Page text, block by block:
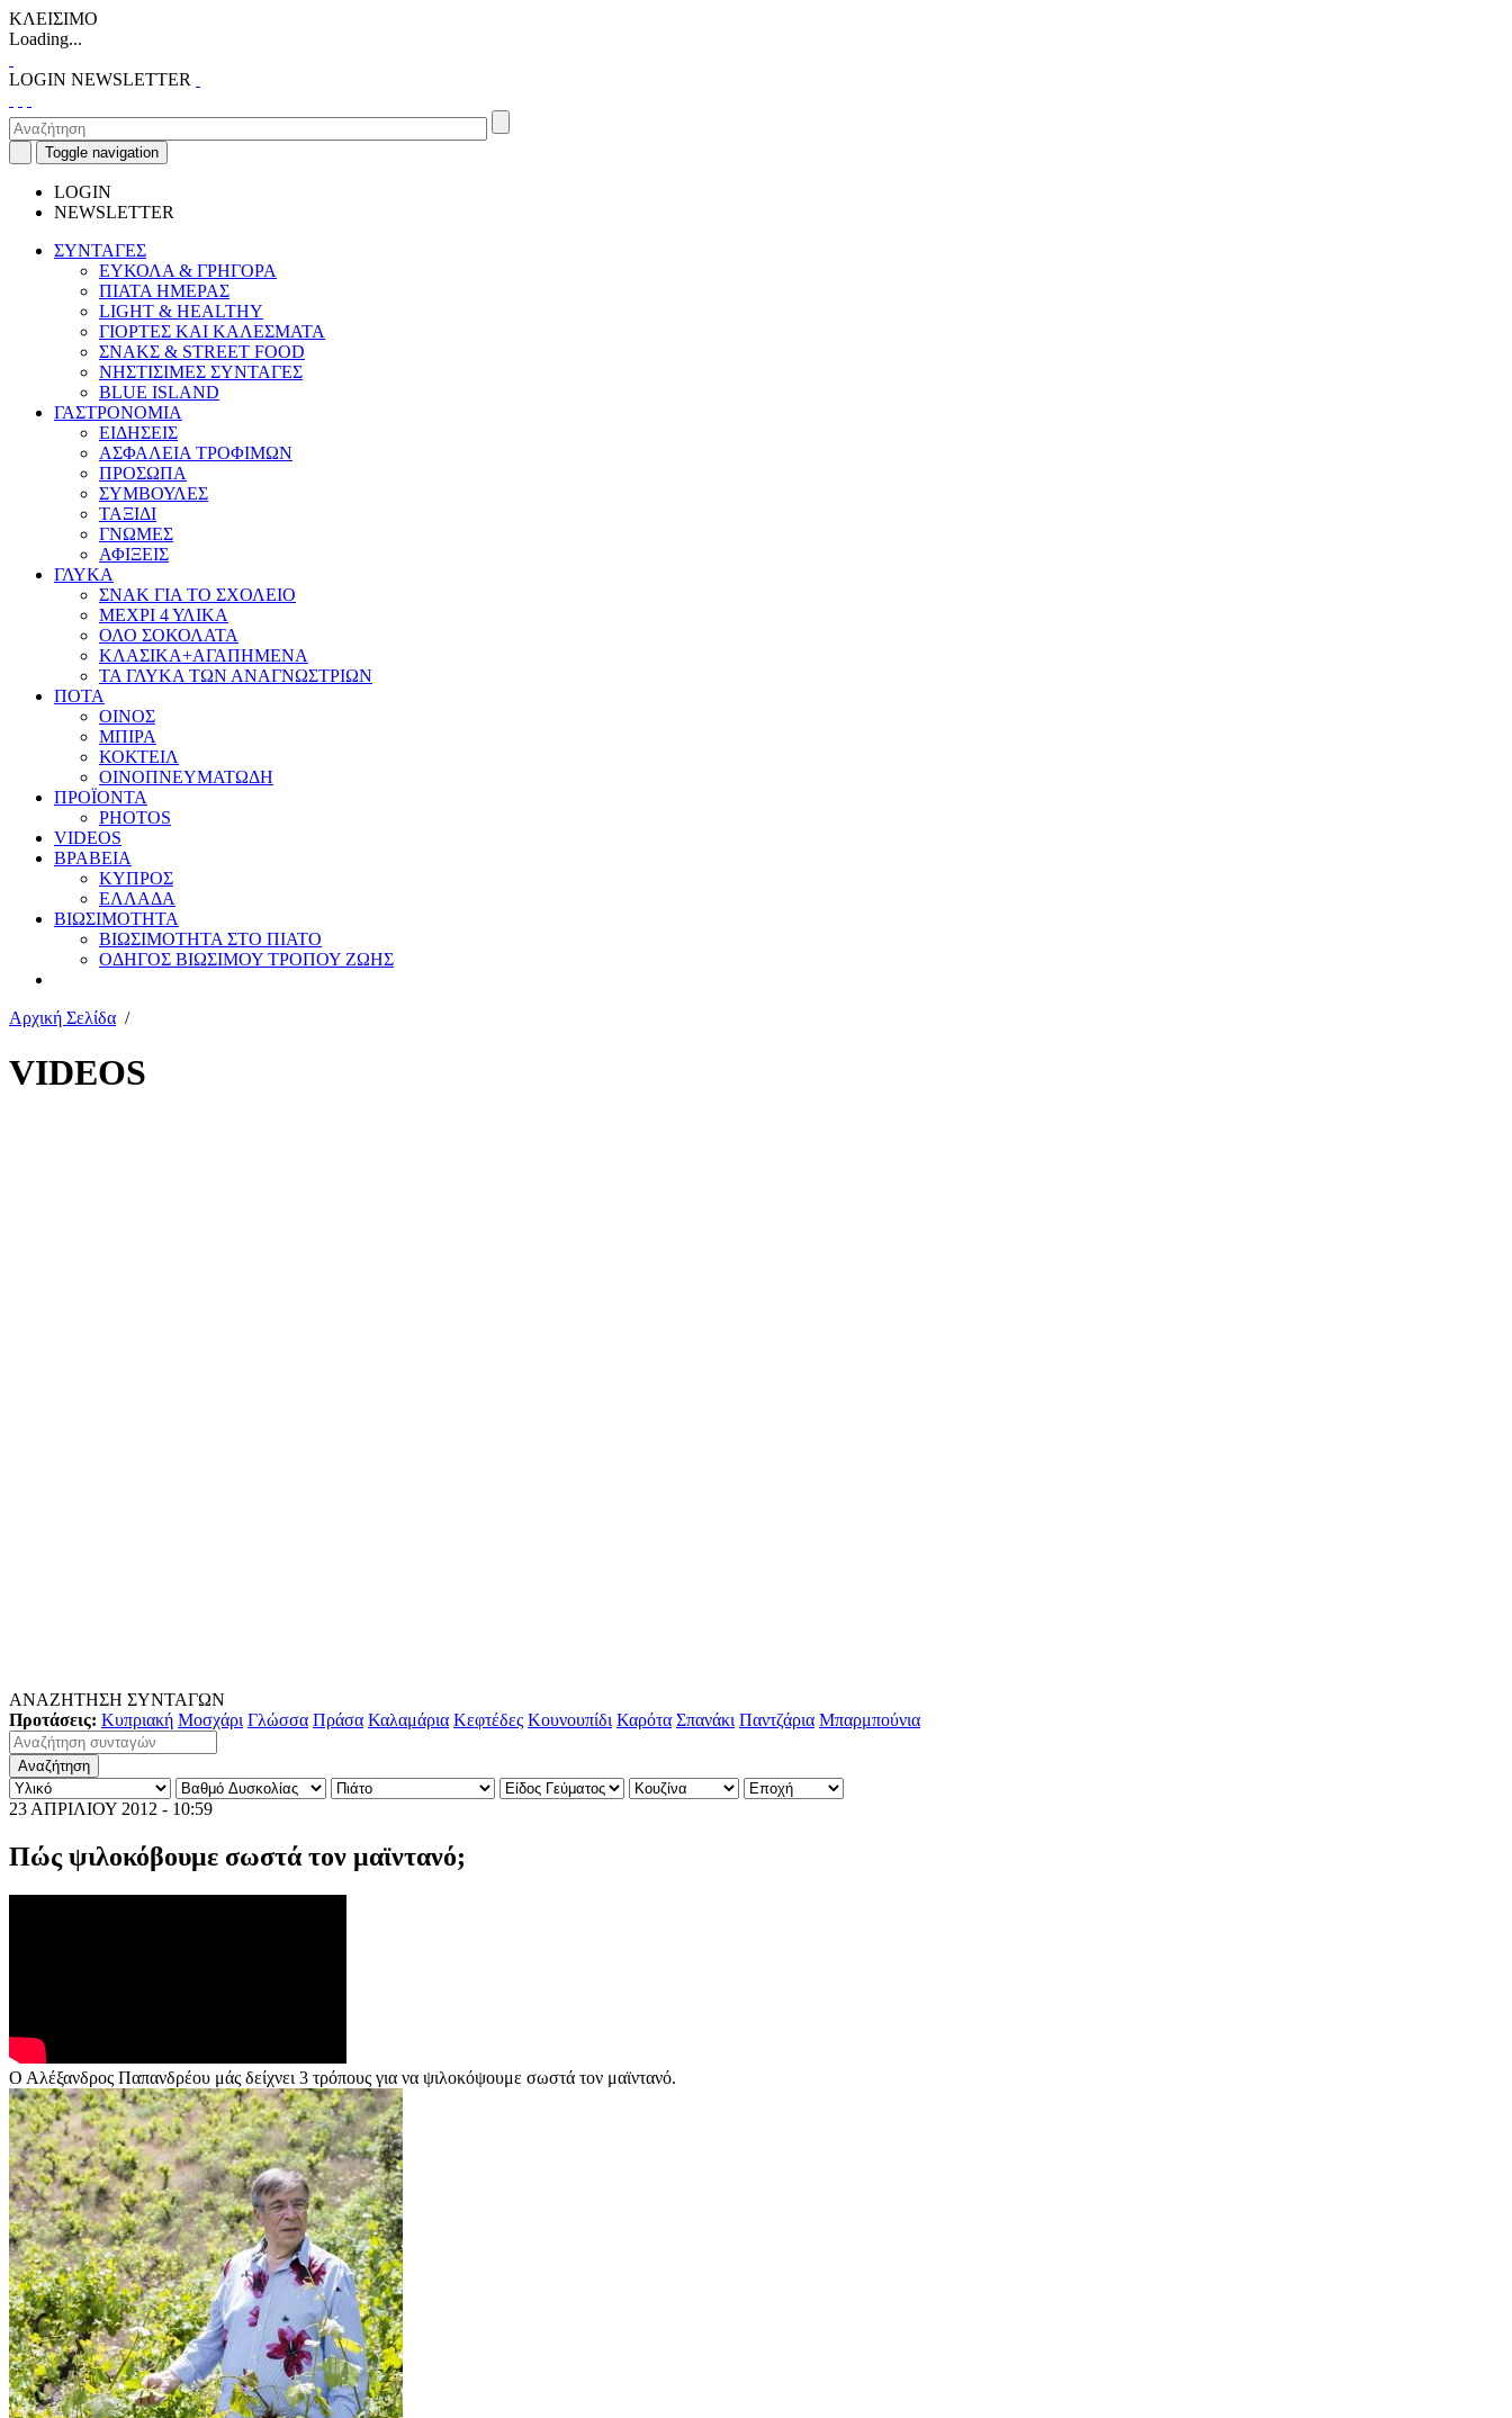
ΚΛΕΙΣΙΜΟ
Loading...
LOGIN NEWSLETTER
Toggle navigation
LOGIN
NEWSLETTER
ΣΥΝΤΑΓΕΣ
ΕΥΚΟΛΑ & ΓΡΗΓΟΡΑ
ΠΙΑΤΑ ΗΜΕΡΑΣ
LIGHT & HEALTHY
ΓΙΟΡΤΕΣ ΚΑΙ ΚΑΛΕΣΜΑΤΑ
ΣΝΑΚΣ & STREET FOOD
ΝΗΣΤΙΣΙΜΕΣ ΣΥΝΤΑΓΕΣ
BLUE ISLAND
ΓΑΣΤΡΟΝΟΜΙΑ
ΕΙΔΗΣΕΙΣ
ΑΣΦΑΛΕΙΑ ΤΡΟΦΙΜΩΝ
ΠΡΟΣΩΠΑ
ΣΥΜΒΟΥΛΕΣ
ΤΑΞΙΔΙ
ΓΝΩΜΕΣ
ΑΦΙΞΕΙΣ
ΓΛΥΚΑ
ΣΝΑΚ ΓΙΑ ΤΟ ΣΧΟΛΕΙΟ
ΜΕΧΡΙ 4 ΥΛΙΚΑ
ΟΛΟ ΣΟΚΟΛΑΤΑ
ΚΛΑΣΙΚΑ+ΑΓΑΠΗΜΕΝΑ
ΤΑ ΓΛΥΚΑ ΤΩΝ ΑΝΑΓΝΩΣΤΡΙΩΝ
ΠΟΤΑ
ΟΙΝΟΣ
ΜΠΙΡΑ
ΚΟΚΤΕΙΛ
ΟΙΝΟΠΝΕΥΜΑΤΩΔΗ
ΠΡΟΪΟΝΤΑ
PHOTOS
VIDEOS
ΒΡΑΒΕΙΑ
ΚΥΠΡΟΣ
ΕΛΛΑΔΑ
ΒΙΩΣΙΜΟΤΗΤΑ
ΒΙΩΣΙΜΟΤΗΤΑ ΣΤΟ ΠΙΑΤΟ
ΟΔΗΓΟΣ ΒΙΩΣΙΜΟΥ ΤΡΟΠΟΥ ΖΩΗΣ
Αρχική Σελίδα /
VIDEOS
ΑΝΑΖΗΤΗΣΗ ΣΥΝΤΑΓΩΝ
Προτάσεις: Κυπριακή Μοσχάρι Γλώσσα Πράσα Καλαμάρια Κεφτέδες Κουνουπίδι Καρότα Σπανάκι Παντζάρια Μπαρμπούνια
23 ΑΠΡΙΛΙΟΥ 2012 - 10:59
Πώς ψιλοκόβουμε σωστά τον μαϊντανό;
Ο Αλέξανδρος Παπανδρέου μάς δείχνει 3 τρόπους για να ψιλοκόψουμε σωστά τον μαϊντανό.